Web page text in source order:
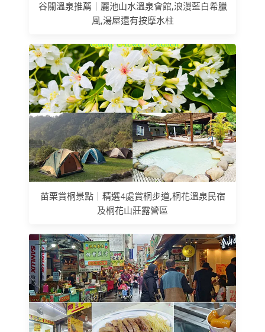
谷關溫泉推薦｜麗池山水溫泉會館,浪漫藍白希臘
風,湯屋還有按摩水柱
苗栗賞桐景點｜精選4處賞桐步道,桐花溫泉民宿
及桐花山莊露營區